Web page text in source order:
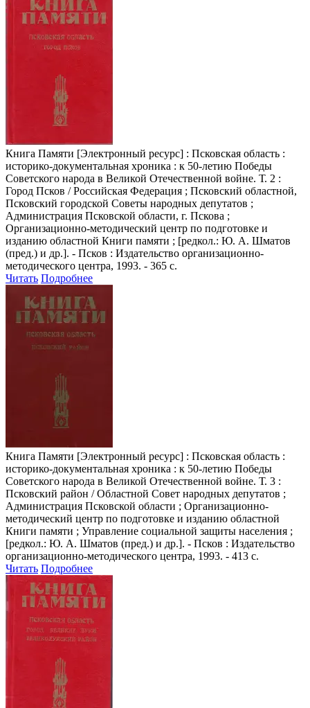
Книга Памяти [Электронный ресурс] : Псковская область :
историко-документальная хроника : к 50-летию Победы
Советского народа в Великой Отечественной войне. Т. 2 :
Город Псков / Российская Федерация ; Псковский областной,
Псковский городской Советы народных депутатов ;
Администрация Псковской области, г. Пскова ;
Организационно-методический центр по подготовке и
изданию областной Книги памяти ; [редкол.: Ю. А. Шматов
(пред.) и др.]. - Псков : Издательство организационно-
методического центра, 1993. - 365 с.
Читать Подробнее
Книга Памяти [Электронный ресурс] : Псковская область :
историко-документальная хроника : к 50-летию Победы
Советского народа в Великой Отечественной войне. Т. 3 :
Псковский район / Областной Совет народных депутатов ;
Администрация Псковской области ; Организационно-
методический центр по подготовке и изданию областной
Книги памяти ; Управление социальной защиты населения ;
[редкол.: Ю. А. Шматов (пред.) и др.]. - Псков : Издательство
организационно-методического центра, 1993. - 413 с.
Читать Подробнее